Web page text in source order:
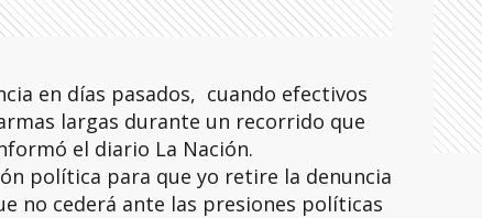
en días pasados, cuando efectivos
largas durante un recorrido que
el diario La Nación.
política para que yo retire la denuncia
no cederá ante las presiones políticas